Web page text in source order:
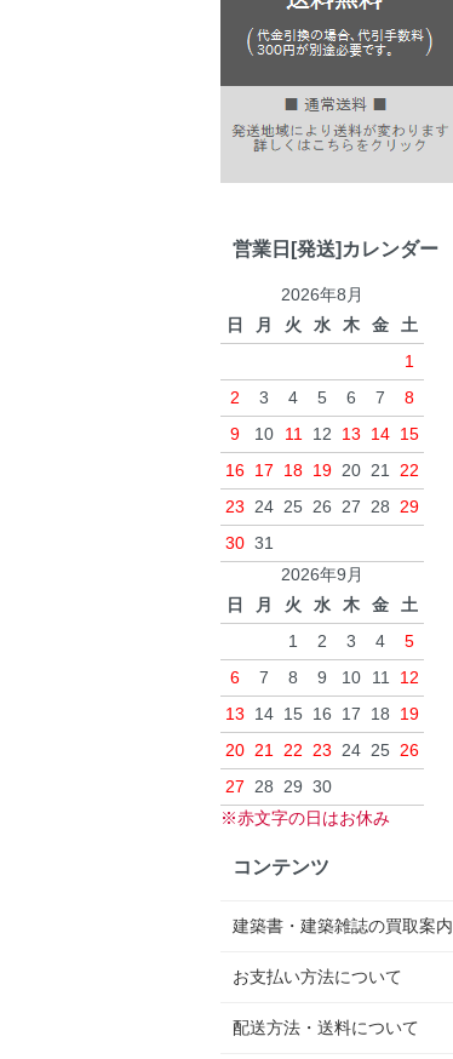
営業日[発送]カレンダー
2026年8月
日
月 火 水 木 金
土
1
2
3 4 5 6 7
8
9
10 11 12 13 14 15
16 17 18 19 20 21 22
23 24 25 26 27 28 29
30 31
2026年9月
日
月 火 水 木 金
土
1
2 3 4
5
6
7 8 9 10 11
12
13
14 15 16 17 18
19
20 21 22 23 24 25 26
27 28 29 30
※赤文字の日はお休み
コンテンツ
建築書・建築雑誌の買取案内
お支払い方法について
配送方法・送料について